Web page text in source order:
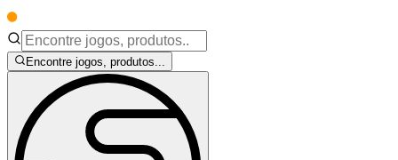
Encontre jogos, produtos...